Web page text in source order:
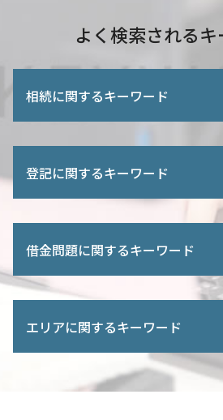
よく検索される
相続に関するキーワード
相続 被相続人
遺留分侵害額 請求
法定相続人 独身
遺産 相続 話し合い
相続登記 必要書類
遺言書 費用
相続 財産 種類
終活 相談 司法書士
遺産分割調停 流れ
相続人 順位
登記に関するキーワード
所有権 移転 登記
相続登記 義務化 過去の相続
土地 分割 登記
法務局 登記
司法書士 住宅 登記
所有権 保存 登記
借金問題に関するキーワード
任意整理 住宅ローン
個人再生 返済額 計算
借金 消滅時効
借金 債務整理 悩み 借金相談
エリアに関するキーワード
個人再生 上尾市 司法書士 相談
債務整理 埼玉県 司法書士 相談